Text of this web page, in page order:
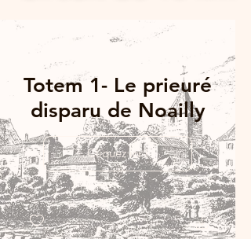
Totem 1- Le prieuré
disparu de Noailly
Cliquez ici !